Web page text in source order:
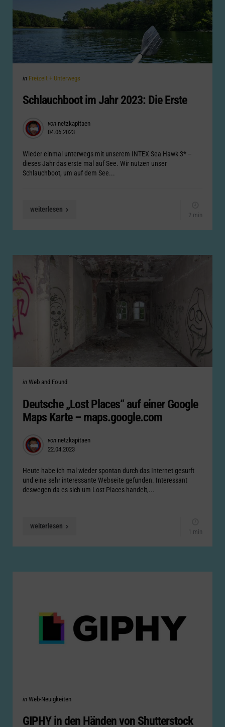
Categories
Posted
in Freizeit + Unterwegs
Schlauchboot im Jahr 2023: Die Erste
Posted
by
von netzkapitaen
04.06.2023
Wieder einmal unterwegs mit unserem INTEX Sea Hawk 3* –
dieses Jahr das erste mal auf See. Wir nutzen unser
Schlauchboot, um auf dem See...
weiterlesen
2 min
Categories
Posted
in Web and Found
Deutsche „Lost Places“ auf einer Google
Maps Karte – maps.google.com
Posted
by
von netzkapitaen
22.04.2023
Heute habe ich mal wieder spontan durch das Internet gesurft
und eine sehr interessante Webseite gefunden. Interessant
deswegen da es sich um Lost Places handelt,...
weiterlesen
1 min
Categories
Posted
in Web-Neuigkeiten
GIPHY in den Händen von Shutterstock